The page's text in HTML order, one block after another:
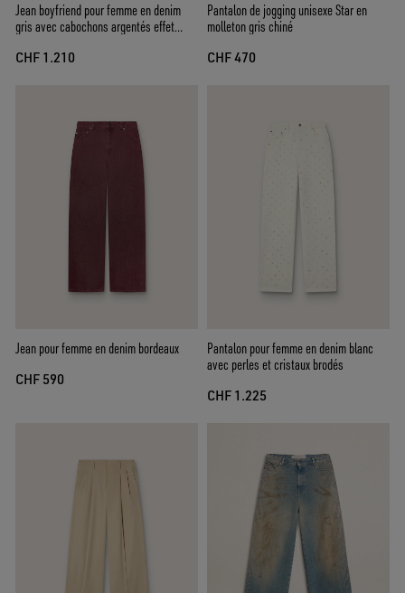
Jean boyfriend pour femme en denim
gris avec cabochons argentés effet
CHF 1.210
Pantalon de jogging unisexe Star en
molleton gris chiné
CHF 470
Jean pour femme en denim bordeaux
CHF 590
Pantalon pour femme en denim blanc
avec perles et cristaux brodés
CHF 1.225